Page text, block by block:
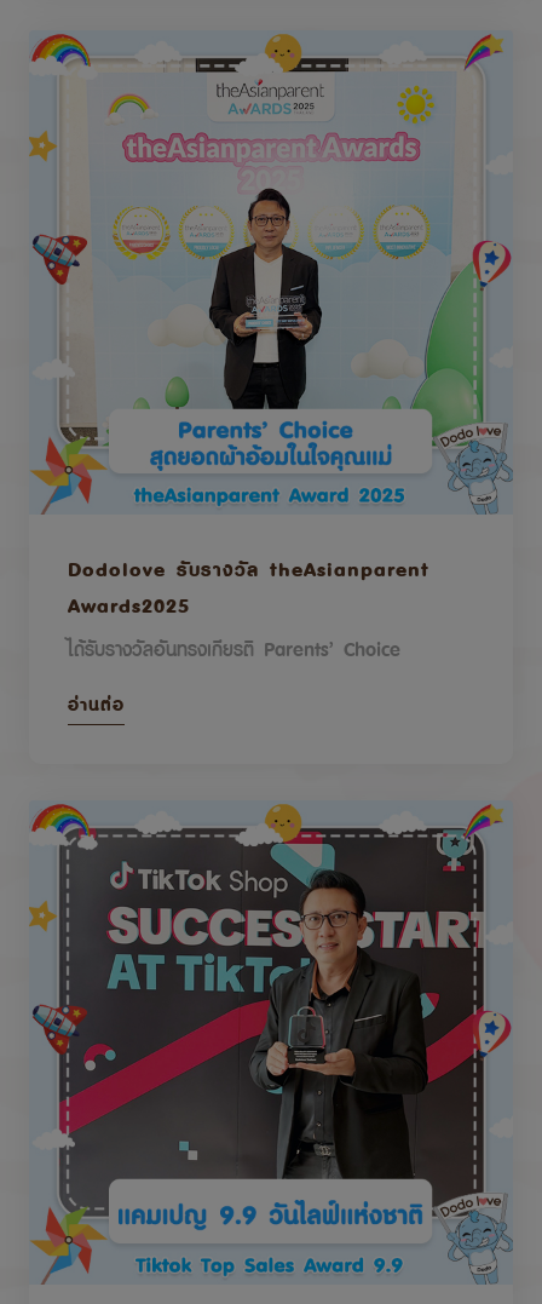
Dodolove รับรางวัล theAsianparent
Awards2025
ได้รับรางวัลอันทรงเกียรติ Parents’ Choice
อ่านต่อ